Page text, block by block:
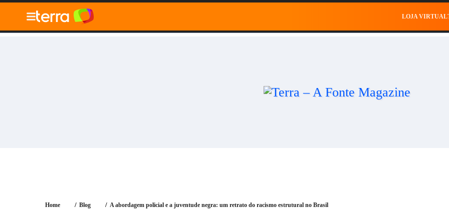
010" />
LOJA VIRTUAL
Blog Tecnologia Negócios
Home Blog A abordagem policial e a juventude negra: um retrato do racismo estrutural no Brasil